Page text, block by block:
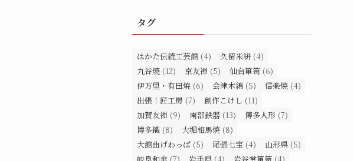
タグ
はかた伝統工芸館 (4) 久留米絣 (4)
九谷焼 (12) 京友禅 (5) 仙台箪笥 (6)
伊万里・有田焼 (6) 会津木綿 (5) 信楽焼 (4)
出張！匠工房 (7) 創作こけし (11)
加賀友禅 (9) 南部鉄器 (13) 博多人形 (7)
博多織 (8) 大堀相馬焼 (8)
大館曲げわっぱ (5) 尾張七宝 (4) 山形県 (5)